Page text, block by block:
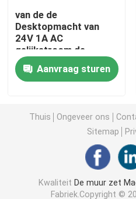
De Lader van de Usbmuur
De muur zet Voeding op
Geschakelde voeding
wisselstroomadapter
van de de
Desktopmacht van
24V 1A AC
gelijkstroom de
Adapterlevering 5Volt
6V 9V 12V 15V 16V
Aanvraag sturen
Thuis Ongeveer ons
Sitemap
Kwaliteit De muur zet
Fabriek.Copyright ©